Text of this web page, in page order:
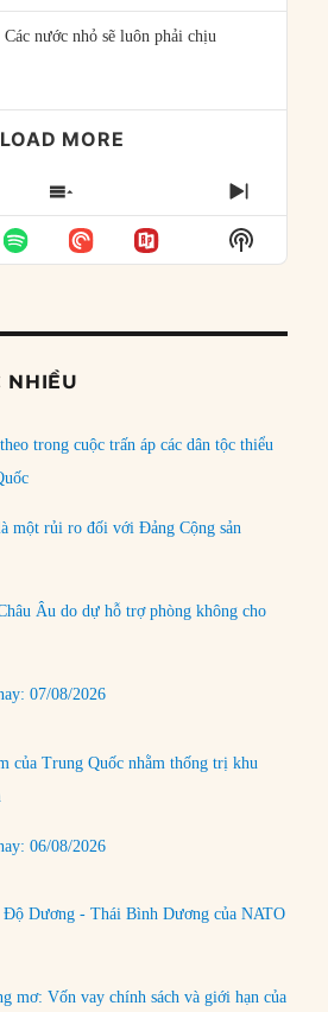
nước nhỏ sẽ luôn phải chịu
LOAD MORE
SHOW
EPISODES
LIST
NEXT
Show
Podcast
trong cuộc trấn áp các dân tộc thiểu
một rủi ro đối với Đảng Cộng sản
Âu do dự hỗ trợ phòng không cho
07/08/2026
của Trung Quốc nhằm thống trị khu
06/08/2026
Dương - Thái Bình Dương của NATO
mơ: Vốn vay chính sách và giới hạn của